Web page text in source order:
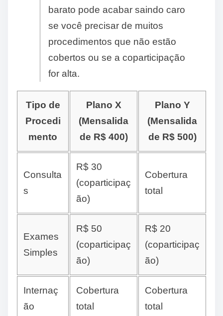
barato pode acabar saindo caro
se você precisar de muitos
procedimentos que não estão
cobertos ou se a coparticipação
for alta.
Tipo de
Procedi
mento
Plano X
(Mensalida
de R$ 400)
Plano Y
(Mensalida
de R$ 500)
Consulta
s
R$ 30
(coparticipaç
ão)
Cobertura
total
Exames
Simples
R$ 50
(coparticipaç
ão)
R$ 20
(coparticipaç
ão)
Internaç
ão
Cobertura
total
Cobertura
total